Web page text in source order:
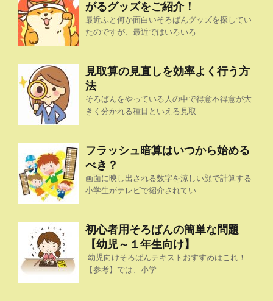
がるグッズをご紹介！
最近ふと何か面白いそろばんグッズを探してい
たのですが、最近ではいろいろ
見取算の見直しを効率よく行う方
法
そろばんをやっている人の中で得意不得意が大
きく分かれる種目といえる見取
フラッシュ暗算はいつから始める
べき？
画面に映し出される数字を涼しい顔で計算する
小学生がテレビで紹介されてい
初心者用そろばんの簡単な問題
【幼児～１年生向け】
幼児向けそろばんテキストおすすめはこれ！
【参考】では、小学